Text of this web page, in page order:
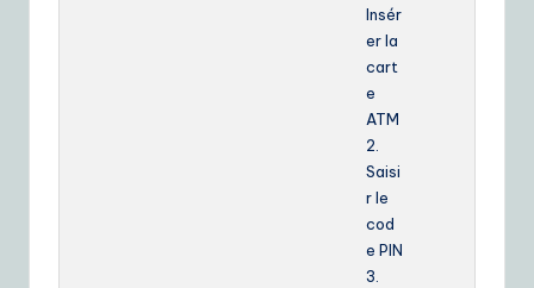
Insér
er la
cart
e
ATM
2.
Saisi
r le
cod
e PIN
3.